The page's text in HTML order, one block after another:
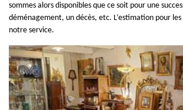
sommes alors disponibles que ce soit pour une
déménagement, un décès, etc. L’estimation pour
notre service.